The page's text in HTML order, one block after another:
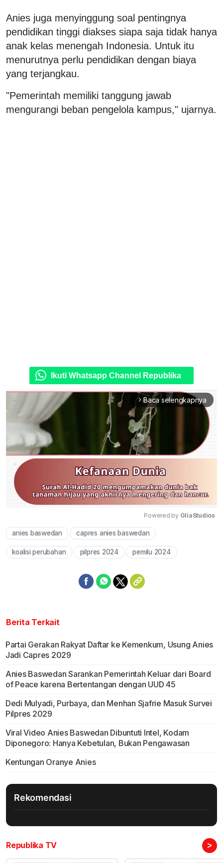
Anies juga menyinggung soal pentingnya
pendidikan tinggi diakses siapa saja tidak hanya
anak kelas menengah Indonesia. Untuk itu
menurutnya perlu pendidikan dengan biaya
yang terjangkau.
"Pemerintah memiliki tanggung jawab
mengurangi beban pengelola kampus," ujarnya.
Ikuti Whatsapp Channel Republika
arrow_forward_ios Baca selengkapnya
Powered by GliaStudios
anies baswedan capres anies baswedan
koalisi perubahan pilpres 2024 pemilu 2024
Berita Terkait
Partai Gerakan Rakyat Daftar ke Kemenkum, Usung Anies
Jadi Capres 2029
Anies Baswedan Sarankan Pemerintah Keluar dari Board
of Peace karena Bertentangan dengan UUD 45
Dedi Mulyadi, Purbaya, dan Menhan Sjafrie Masuk Survei
Pilpres 2029
Viral Video Anies Baswedan Dibuntuti Intel, Kodam
Diponegoro: Hanya Kebetulan, Bukan Pengawasan
Kentungan Oranye Anies
Rekomendasi
Republika TV >